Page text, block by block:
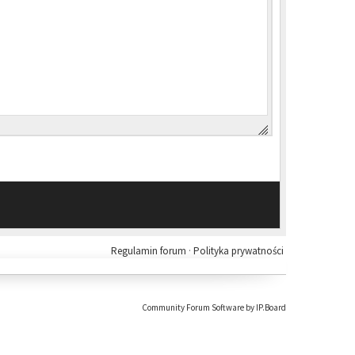
Polityka prywatności
Regulamin forum ·
Community Forum Software by IP.Board